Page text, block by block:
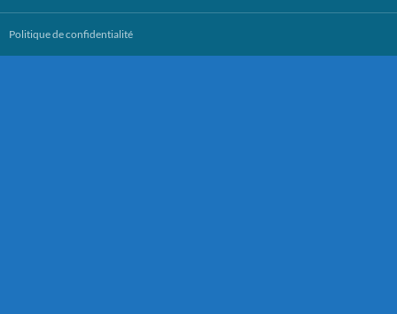
Politique de confidentialité